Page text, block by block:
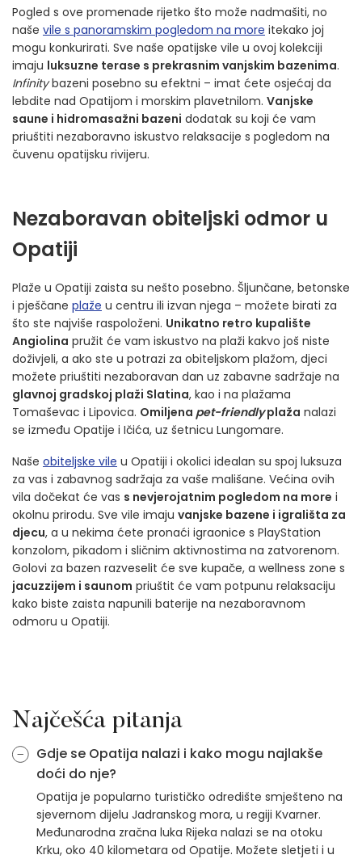
Pogled s ove promenade rijetko što može nadmašiti, no
naše vile s panoramskim pogledom na more itekako joj
mogu konkurirati. Sve naše opatijske vile u ovoj kolekciji
imaju luksuzne terase s prekrasnim vanjskim bazenima.
Infinitybazeni posebno su efektni – imat ćete osjećaj da
lebdite nad Opatijom i morskim plavetnilom. Vanjske
saune i hidromasažni bazeni dodatak su koji će vam
priuštiti nezaboravno iskustvo relaksacije s pogledom na
čuvenu opatijsku rivijeru.
Nezaboravan obiteljski odmor u
Opatiji
Plaže u Opatiji zaista su nešto posebno. Šljunčane, betonske
i pješčane plaže u centru ili izvan njega – možete birati za
što ste najviše raspoloženi. Unikatno retro kupalište
Angiolina pružit će vam iskustvo na plaži kakvo još niste
doživjeli, a ako ste u potrazi za obiteljskom plažom, djeci
možete priuštiti nezaboravan dan uz zabavne sadržaje na
glavnoj gradskoj plaži Slatina, kao i na plažama
Tomaševac i Lipovica. Omiljena pet-friendlyplaža nalazi
se između Opatije i Ičića, uz šetnicu Lungomare.
Naše obiteljske vile u Opatiji i okolici idealan su spoj luksuza
za vas i zabavnog sadržaja za vaše mališane. Većina ovih
vila dočekat će vas s nevjerojatnim pogledom na more i
okolnu prirodu. Sve vile imaju vanjske bazene i igrališta za
djecu, a u nekima ćete pronaći igraonice s PlayStation
konzolom, pikadom i sličnim aktivnostima na zatvorenom.
Golovi za bazen razveselit će sve kupače, a wellness zone s
jacuzzijem i saunom priuštit će vam potpunu relaksaciju
kako biste zaista napunili baterije na nezaboravnom
odmoru u Opatiji.
Najčešća pitanja
Gdje se Opatija nalazi i kako mogu najlakše
doći do nje?
Opatija je popularno turističko odredište smješteno na
sjevernom dijelu Jadranskog mora, u regiji Kvarner.
Međunarodna zračna luka Rijeka nalazi se na otoku
Krku, oko 40 kilometara od Opatije. Možete sletjeti i u